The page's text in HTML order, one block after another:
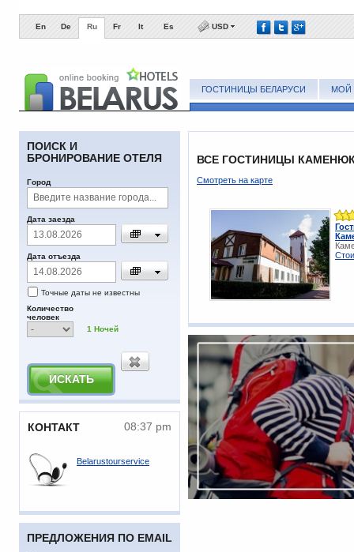
En De Ru Fr It Es USD
ГОСТИНИЦЫ БЕЛАРУСИ МОЙ
ПОИСК И
БРОНИРОВАНИЕ ОТЕЛЯ
Город
Дата заезда
Дата отъезда
Точные даты не известны
Количество
человек
1 Ночей
КОНТАКТ 08:37 pm
Belarustourservice
ПРЕДЛОЖЕНИЯ ПО EMAIL
ВСЕ ГОСТИНИЦЫ
Смотреть на карте